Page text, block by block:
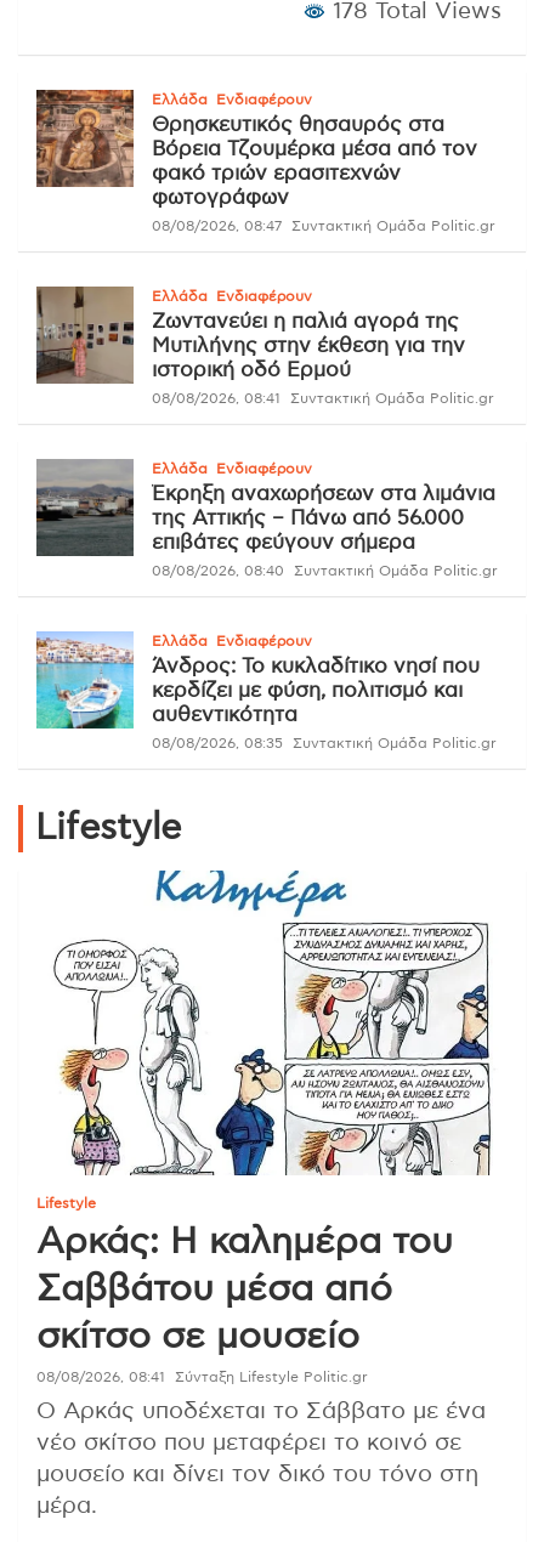
178 Total Views
Ελλάδα Ενδιαφέρουν
Θρησκευτικός θησαυρός στα
Βόρεια Τζουμέρκα μέσα από τον
φακό τριών ερασιτεχνών
φωτογράφων
08/08/2026, 08:47 Συντακτική Ομάδα Politic.gr
Ελλάδα Ενδιαφέρουν
Ζωντανεύει η παλιά αγορά της
Μυτιλήνης στην έκθεση για την
ιστορική οδό Ερμού
08/08/2026, 08:41 Συντακτική Ομάδα Politic.gr
Ελλάδα Ενδιαφέρουν
Έκρηξη αναχωρήσεων στα λιμάνια
της Αττικής – Πάνω από 56.000
επιβάτες φεύγουν σήμερα
08/08/2026, 08:40 Συντακτική Ομάδα Politic.gr
Ελλάδα Ενδιαφέρουν
Άνδρος: Το κυκλαδίτικο νησί που
κερδίζει με φύση, πολιτισμό και
αυθεντικότητα
08/08/2026, 08:35 Συντακτική Ομάδα Politic.gr
Lifestyle
Lifestyle
Αρκάς: Η καλημέρα του
Σαββάτου μέσα από
σκίτσο σε μουσείο
08/08/2026, 08:41 Σύνταξη Lifestyle Politic.gr
Ο Αρκάς υποδέχεται το Σάββατο με ένα
νέο σκίτσο που μεταφέρει το κοινό σε
μουσείο και δίνει τον δικό του τόνο στη
μέρα.